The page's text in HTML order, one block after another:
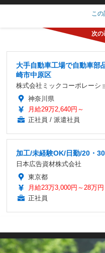
こ
大手自動車工場で自動車部
崎市中原区
株式会社ミックコーポレーシ
神奈川県
月給29万2,640円～
正社員 / 派遣社員
加工/未経験OK/日勤/20・
日本広告資材株式会社
東京都
月給23万3,000円～28万円
正社員